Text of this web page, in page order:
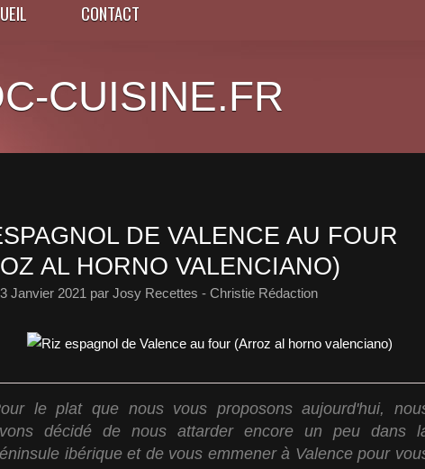
CONTACT
CUISINE.FR
DE VALENCE AU FOUR
AL HORNO VALENCIANO)
Janvier 2021 par Josy Recettes - Christie Rédaction
le plat que nous vous proposons aujourd'hui,
décidé de nous attarder encore un peu dans
ibérique et de vous emmener à Valence pour